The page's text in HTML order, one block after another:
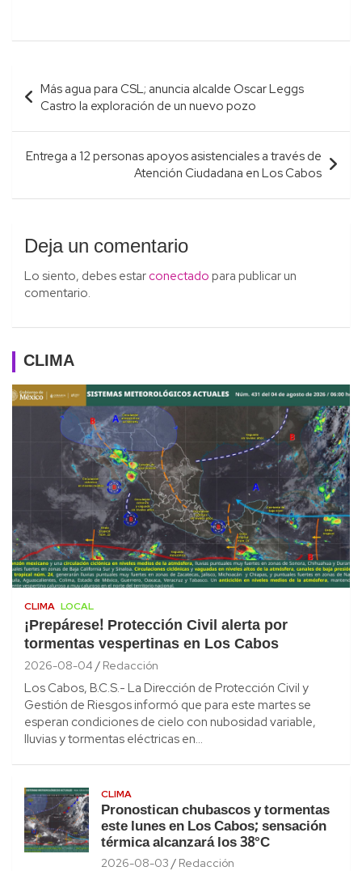
Navegación
de
entradas
Más agua para CSL; anuncia alcalde Oscar Leggs
Castro la exploración de un nuevo pozo
Entrega a 12 personas apoyos asistenciales a través de
Atención Ciudadana en Los Cabos
Deja un comentario
Lo siento, debes estar conectado para publicar un
comentario.
CLIMA
CLIMA LOCAL
¡Prepárese! Protección Civil alerta por
tormentas vespertinas en Los Cabos
2026-08-04 Redacción
Los Cabos, B.C.S.- La Dirección de Protección Civil y
Gestión de Riesgos informó que para este martes se
esperan condiciones de cielo con nubosidad variable,
lluvias y tormentas eléctricas en…
CLIMA
Pronostican chubascos y tormentas
este lunes en Los Cabos; sensación
térmica alcanzará los 38°C
2026-08-03 Redacción